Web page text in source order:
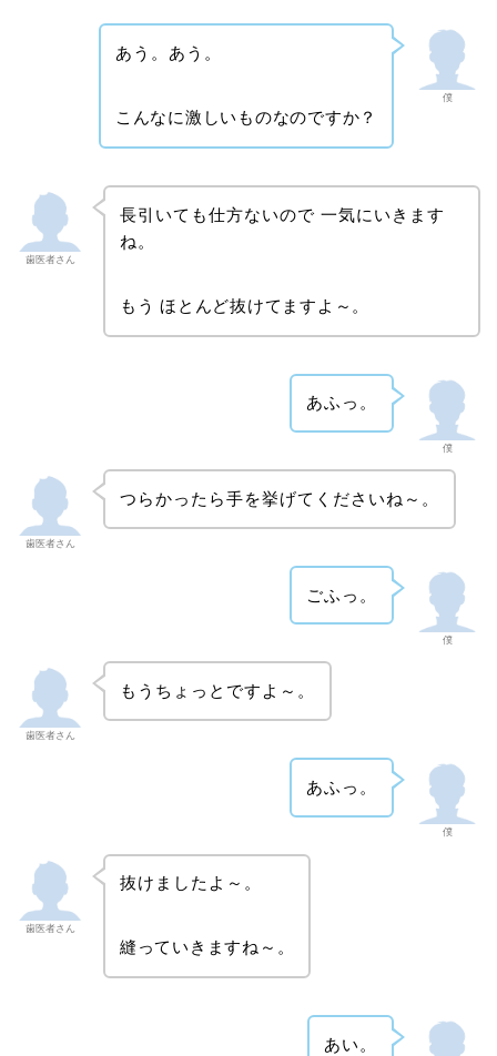
僕
あう。あう。
こんなに激しいものなのですか？
歯医者さん
長引いても仕方ないので 一気にいきます
ね。
もう ほとんど抜けてますよ～ 。
僕
あふっ。
歯医者さん
つらかったら手を挙げてくださいね～。
僕
ごふっ。
歯医者さん
もうちょっとですよ～。
僕
あふっ。
歯医者さん
抜けましたよ～。
縫っていきますね～。
あい。